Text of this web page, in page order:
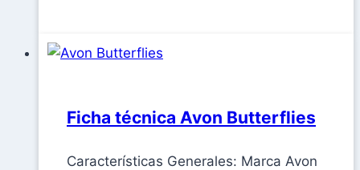
Ficha técnica Avon Butterflies
Características Generales: Marca Avon